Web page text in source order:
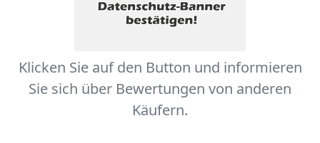
Klicken Sie auf den Button und informieren
Sie sich über Bewertungen von anderen
Käufern.